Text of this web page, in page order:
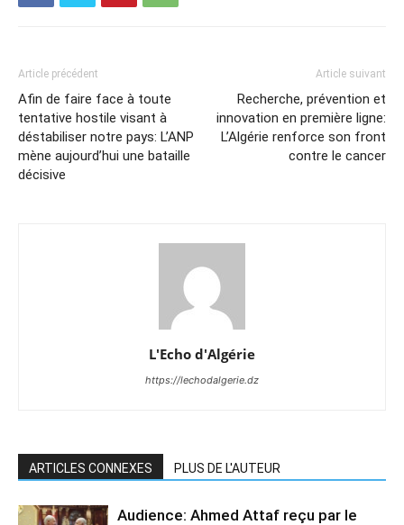
Article précédent
Afin de faire face à toute
tentative hostile visant à
déstabiliser notre pays: L’ANP
mène aujourd’hui une bataille
décisive
Article suivant
Recherche, prévention et
innovation en première ligne:
L’Algérie renforce son front
contre le cancer
L'Echo d'Algérie
https://lechodalgerie.dz
ARTICLES CONNEXES PLUS DE L'AUTEUR
Audience: Ahmed Attaf reçu par le